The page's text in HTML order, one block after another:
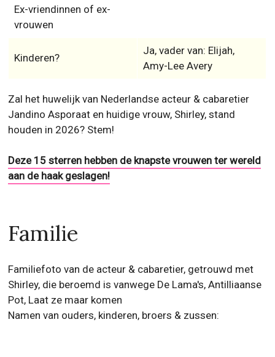
Ex-vriendinnen of ex-
vrouwen
Kinderen?
Ja, vader van: Elijah,
Amy-Lee Avery
Zal het huwelijk van Nederlandse acteur & cabaretier
Jandino Asporaat en huidige vrouw, Shirley, stand
houden in 2026? Stem!
Deze 15 sterren hebben de knapste vrouwen ter wereld
aan de haak geslagen!
Familie
Familiefoto van de acteur & cabaretier, getrouwd met
Shirley, die beroemd is vanwege De Lama's, Antilliaanse
Pot, Laat ze maar komen
Namen van ouders, kinderen, broers & zussen: